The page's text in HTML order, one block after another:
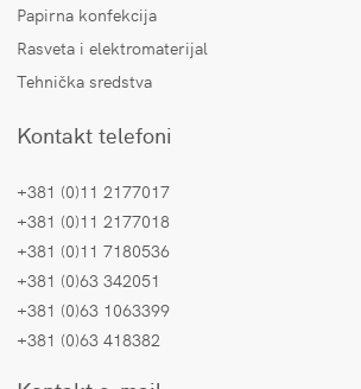
Papirna konfekcija
Rasveta i elektromaterijal
Tehnička sredstva
Kontakt telefoni
+381 (0)11 2177017
+381 (0)11 2177018
+381 (0)11 7180536
+381 (0)63 342051
+381 (0)63 1063399
+381 (0)63 418382